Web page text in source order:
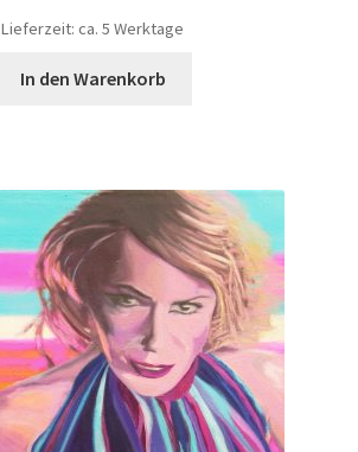
Lieferzeit: ca. 5 Werktage
In den Warenkorb